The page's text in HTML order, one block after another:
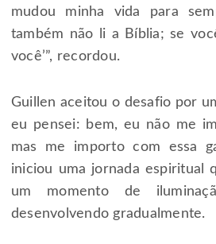
mudou minha vida para
também não li a Bíblia; se
você’”, recordou.
Guillen aceitou o desafio por
eu pensei: bem, eu não me
mas me importo com essa
iniciou uma jornada espiritual
um momento de
desenvolvendo gradualmente.